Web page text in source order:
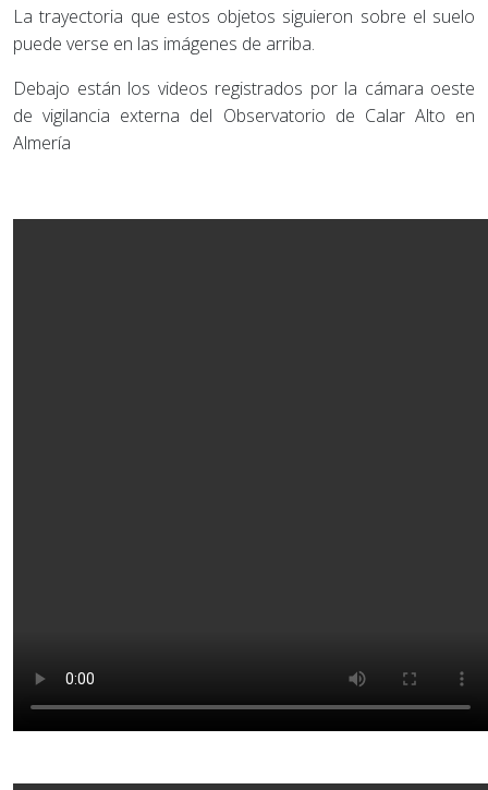
La trayectoria que estos objetos siguieron sobre el suelo
puede verse en las imágenes de arriba.
Debajo están los videos registrados por la cámara oeste
de vigilancia externa del Observatorio de Calar Alto en
Almería